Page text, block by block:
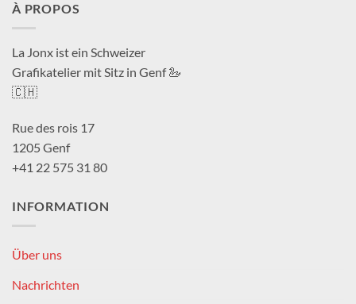
À PROPOS
La Jonx ist ein Schweizer
Grafikatelier mit Sitz in Genf 🦢
🇨🇭
Rue des rois 17
1205 Genf
+41 22 575 31 80
INFORMATION
Über uns
Nachrichten